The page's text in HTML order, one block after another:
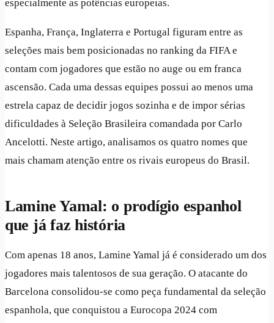
especialmente as potências europeias.
Espanha, França, Inglaterra e Portugal figuram entre as
seleções mais bem posicionadas no ranking da FIFA e
contam com jogadores que estão no auge ou em franca
ascensão. Cada uma dessas equipes possui ao menos uma
estrela capaz de decidir jogos sozinha e de impor sérias
dificuldades à Seleção Brasileira comandada por Carlo
Ancelotti. Neste artigo, analisamos os quatro nomes que
mais chamam atenção entre os rivais europeus do Brasil.
Lamine Yamal: o prodígio espanhol
que já faz história
Com apenas 18 anos, Lamine Yamal já é considerado um dos
jogadores mais talentosos de sua geração. O atacante do
Barcelona consolidou-se como peça fundamental da seleção
espanhola, que conquistou a Eurocopa 2024 com